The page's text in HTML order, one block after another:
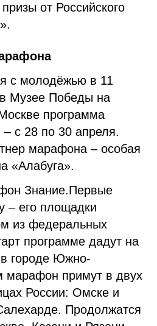
от Российского
с молодёжью в 11
Музее Победы на
программа
с 28 по 30 апреля.
марафона – особая
«Алабуга».
Знание.Первые
– его площадки
из федеральных
программе дадут на
городе Южно-
марафон примут в двух
России: Омске и
Продолжатся